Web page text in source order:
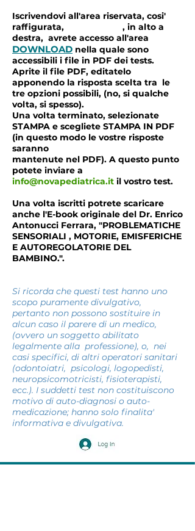
Iscrivendovi all'area riservata, cosi'
raffigurata, , in alto a
destra, avrete accesso all'area
DOWNLOAD nella quale sono
accessibili i file in PDF dei tests.
Aprite il file PDF, editatelo
apponendo la risposta scelta tra le
tre opzioni possibili, (no, si qualche
volta, si spesso).
Una volta terminato, selezionate
STAMPA e scegliete STAMPA IN PDF
(in questo modo le vostre risposte
saranno
mantenute nel PDF). A questo punto
potete inviare a
info@novapediatrica.it il vostro test.
Una volta iscritti potrete scaricare
anche l'E-book originale del Dr. Enrico
Antonucci Ferrara, "PROBLEMATICHE
SENSORIALI , MOTORIE, EMISFERICHE
E AUTOREGOLATORIE DEL
BAMBINO.".
Si ricorda che questi test hanno uno
scopo puramente divulgativo,
pertanto non possono sostituire in
alcun caso il parere di un medico,
(ovvero un soggetto abilitato
legalmente alla professione), o, nei
casi specifici, di altri operatori sanitari
(odontoiatri, psicologi, logopedisti,
neuropsicomotricisti, fisioterapisti,
ecc.). I suddetti test non costituiscono
motivo di auto-diagnosi o auto-
medicazione; hanno solo finalita'
informativa e divulgativa.